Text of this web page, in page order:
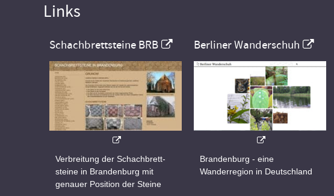
Links
Schachbrettsteine BRB
Verbreitung der Schachbrett-
steine in Brandenburg mit
genauer Position der Steine
Berliner Wanderschuh
Brandenburg - eine
Wanderregion in Deutschland